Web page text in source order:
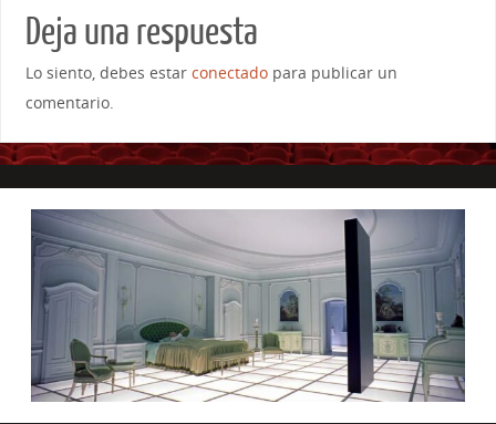
Deja una respuesta
Lo siento, debes estar conectadopara publicar un
comentario.